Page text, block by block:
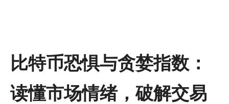
比特币恐惧与贪婪指数：
读懂市场情绪，破解交易